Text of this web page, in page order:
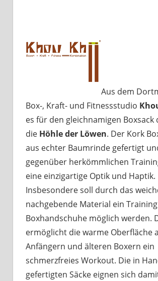
Aus dem
Box-, Kraft- und Fitnessstudio
es für den gleichnamigen Boxsack
die Höhle der Löwen. Der Kork
aus echter Baumrinde gefertigt
gegenüber herkömmlichen
eine einzigartige Optik und Haptik.
Insbesondere soll durch das
nachgebende Material ein
Boxhandschuhe möglich werden.
ermöglicht die warme Oberfläche
Anfängern und älteren Boxern ein
schmerzfreies Workout. Die in
gefertigten Säcke eignen sich